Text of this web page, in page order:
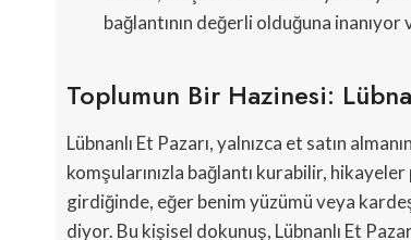
bağlantının değerli olduğuna
Toplumun Bir Hazinesi:
Lübnanlı Et Pazarı, yalnızca et satın
komşularınızla bağlantı kurabilir,
girdiğinde, eğer benim yüzümü veya
diyor. Bu kişisel dokunuş, Lübnanlı Et